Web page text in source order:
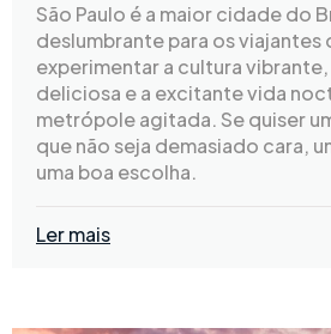
São Paulo é a maior cidade do
deslumbrante para os viajantes
experimentar a cultura
deliciosa e a excitante vida
metrópole agitada. Se quiser
que não seja demasiado cara,
uma boa escolha.
Ler mais